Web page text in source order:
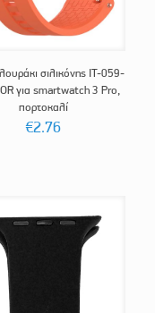
σιλικόνης IT-059-
για smartwatch 3 Pro,
πορτοκαλί
€2.76